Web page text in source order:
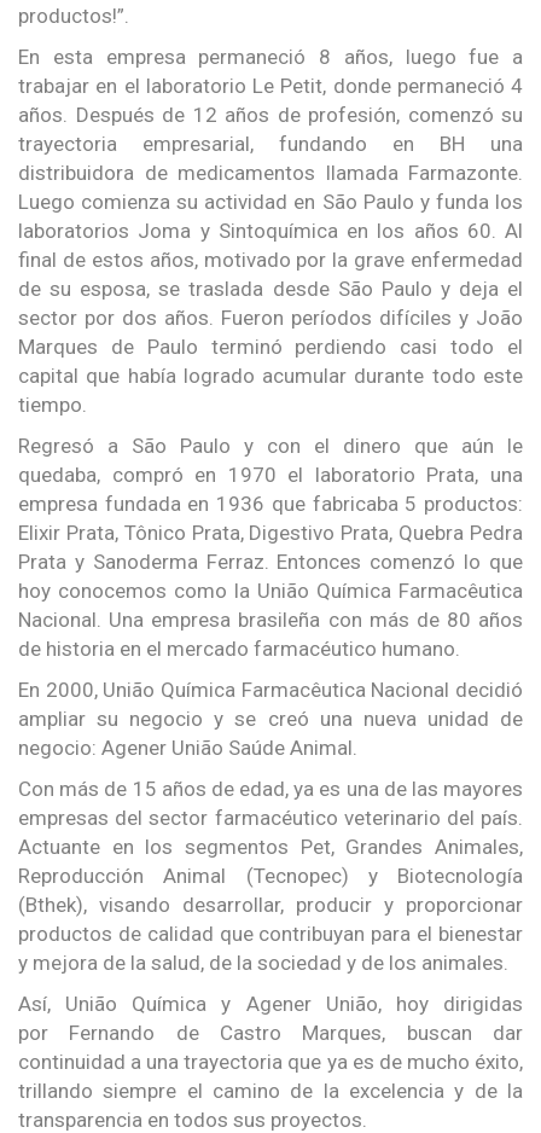
productos!”.
En esta empresa permaneció 8 años, luego fue a
trabajar en el laboratorio Le Petit, donde permaneció 4
años. Después de 12 años de profesión, comenzó su
trayectoria empresarial, fundando en BH una
distribuidora de medicamentos llamada Farmazonte.
Luego comienza su actividad en São Paulo y funda los
laboratorios Joma y Sintoquímica en los años 60. Al
final de estos años, motivado por la grave enfermedad
de su esposa, se traslada desde São Paulo y deja el
sector por dos años. Fueron períodos difíciles y João
Marques de Paulo terminó perdiendo casi todo el
capital que había logrado acumular durante todo este
tiempo.
Regresó a São Paulo y con el dinero que aún le
quedaba, compró en 1970 el laboratorio Prata, una
empresa fundada en 1936 que fabricaba 5 productos:
Elixir Prata, Tônico Prata, Digestivo Prata, Quebra Pedra
Prata y Sanoderma Ferraz. Entonces comenzó lo que
hoy conocemos como la União Química Farmacêutica
Nacional. Una empresa brasileña con más de 80 años
de historia en el mercado farmacéutico humano.
En 2000, União Química Farmacêutica Nacional decidió
ampliar su negocio y se creó una nueva unidad de
negocio: Agener União Saúde Animal.
Con más de 15 años de edad, ya es una de las mayores
empresas del sector farmacéutico veterinario del país.
Actuante en los segmentos Pet, Grandes Animales,
Reproducción Animal (Tecnopec) y Biotecnología
(Bthek), visando desarrollar, producir y proporcionar
productos de calidad que contribuyan para el bienestar
y mejora de la salud, de la sociedad y de los animales.
Así, União Química y Agener União, hoy dirigidas
por Fernando de Castro Marques, buscan dar
continuidad a una trayectoria que ya es de mucho éxito,
trillando siempre el camino de la excelencia y de la
transparencia en todos sus proyectos.